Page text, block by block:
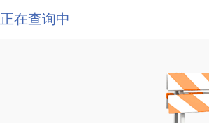
正在查询中